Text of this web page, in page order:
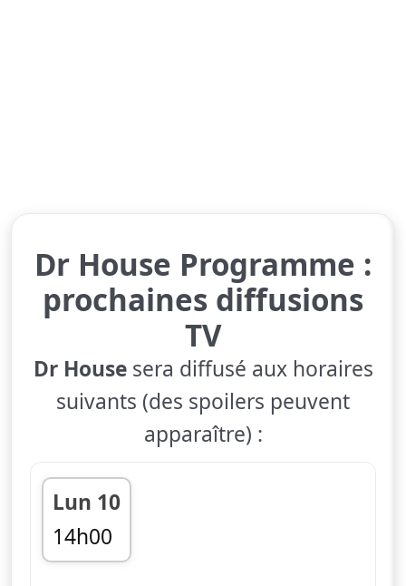
Dr House Programme :
prochaines diffusions
TV
Dr Housesera diffusé aux horaires
suivants (des spoilers peuvent
apparaître) :
Lun 10
14h00
fin 14h50